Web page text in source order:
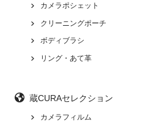
カメラポシェット
クリーニングポーチ
ボディブラシ
リング・あて革
蔵CURAセレクション
カメラフィルム